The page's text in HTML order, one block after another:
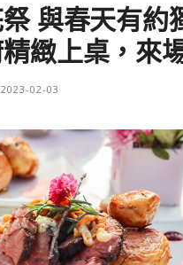
與春天有約
緻上桌，來
2023-02-03